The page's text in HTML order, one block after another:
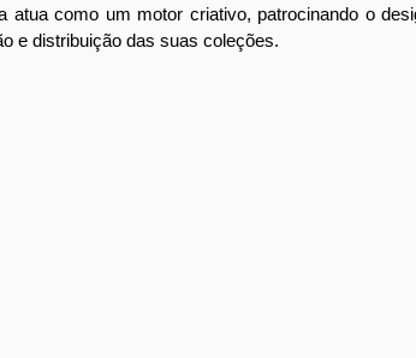
atua como um motor criativo, patrocinando o
e distribuição das suas coleções.